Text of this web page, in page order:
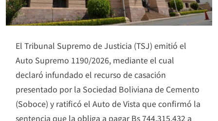
El Tribunal Supremo de Justicia (TSJ) emitió el
Auto Supremo 1190/2026, mediante el cual
declaró infundado el recurso de casación
presentado por la Sociedad Boliviana de Cemento
(Soboce) y ratificó el Auto de Vista que confirmó la
sentencia que la obliga a pagar Bs 744.315.432 a